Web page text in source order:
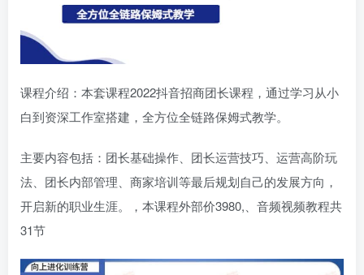
课程介绍：本套课程2022抖音招商团长课程，通过学习从小
白到资深工作室搭建，全方位全链路保姆式教学。
主要内容包括：团长基础操作、团长运营技巧、运营高阶玩
法、团长内部管理、商家培训等最后规划自己的发展方向，
开启新的职业生涯。，本课程外部价3980,、音频视频教程共
31节